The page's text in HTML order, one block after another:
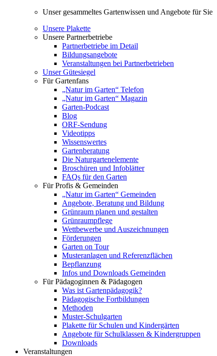
Unser gesammeltes Gartenwissen und Angebote für Sie
Unsere Plakette
Unsere Partnerbetriebe
Partnerbetriebe im Detail
Bildungsangebote
Veranstaltungen bei Partnerbetrieben
Unser Gütesiegel
Für Gartenfans
„Natur im Garten“ Telefon
„Natur im Garten“ Magazin
Garten-Podcast
Blog
ORF-Sendung
Videotipps
Wissenswertes
Gartenberatung
Die Naturgartenelemente
Broschüren und Infoblätter
FAQs für den Garten
Für Profis & Gemeinden
„Natur im Garten“ Gemeinden
Angebote, Beratung und Bildung
Grünraum planen und gestalten
Grünraumpflege
Wettbewerbe und Auszeichnungen
Förderungen
Garten on Tour
Musteranlagen und Referenzflächen
Bepflanzung
Infos und Downloads Gemeinden
Für Pädagoginnen & Pädagogen
Was ist Gartenpädagogik?
Pädagogische Fortbildungen
Methoden
Muster-Schulgarten
Plakette für Schulen und Kindergärten
Angebote für Schulklassen & Kindergruppen
Downloads
Veranstaltungen